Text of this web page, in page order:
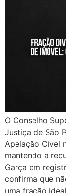
O Conselho
Justiça de São
Apelação Cível
mantendo a
Garça em
confirma que
uma fração